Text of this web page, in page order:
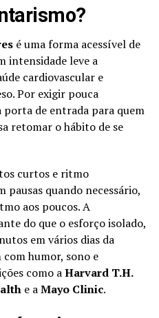
é uma forma acessível de
intensidade leve a
cardiovascular e
Por exigir pouca
de entrada para quem
retomar o hábito de se
curtos e ritmo
quando necessário,
aos poucos. A
do que o esforço isolado,
em vários dias da
humor, sono e
como aHarvard T.H.
e aMayo Clinic.